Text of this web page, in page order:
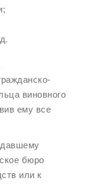
виновного
ему все
бюро
или к